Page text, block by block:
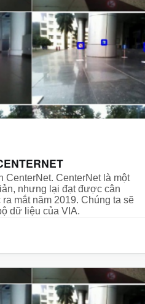
CenterNet. CenterNet là một
nhưng lại đạt được cân
mắt năm 2019. Chúng ta sẽ
dữ liệu của VIA.